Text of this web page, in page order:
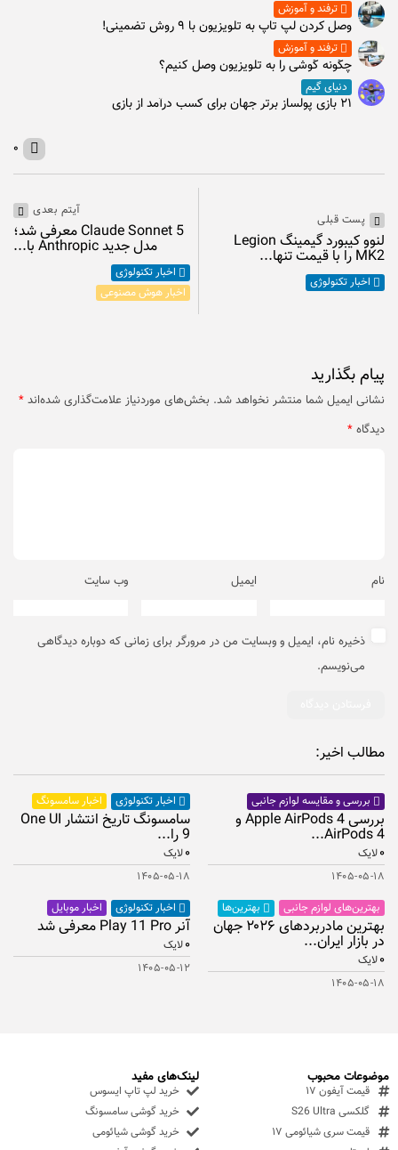
ترفند و آموزش
وصل كردن لپ تاپ به تلويزيون با ۹ روش تضمینی!
ترفند و آموزش
چگونه گوشی را به تلویزیون وصل کنیم؟
دنیای گیم
۲۱ بازی پولساز برتر جهان برای کسب درآمد از بازی
۰
پست قبلی
لنوو کیبورد گیمینگ Legion
MK2 را با قیمت تنها...
اخبار تکنولوژی
آیتم بعدی
Claude Sonnet 5 معرفی شد؛
مدل جدید Anthropic با...
اخبار تکنولوژی
اخبار هوش مصنوعی
پیام بگذارید
نشانی ایمیل شما منتشر نخواهد شد. بخش‌های موردنیاز علامت‌گذاری شده‌اند *
دیدگاه *
نام ایمیل وب‌ سایت
ذخیره نام، ایمیل و وبسایت من در مرورگر برای زمانی که دوباره دیدگاهی
می‌نویسم.
مطالب اخیر:
بررسی و مقایسه لوازم جانبی
بررسی Apple AirPods 4 و
AirPods 4...
۰لایک
۱۴۰۵-۰۵-۱۸
اخبار تکنولوژی اخبار سامسونگ
سامسونگ تاریخ انتشار One UI
9 را...
۰لایک
۱۴۰۵-۰۵-۱۸
بهترین‌های لوازم جانبی
بهترین‌ها
بهترین مادربردهای ۲۰۲۶ جهان
در بازار ایران...
۰لایک
۱۴۰۵-۰۵-۱۸
اخبار تکنولوژی اخبار موبایل
آنر Play 11 Pro معرفی شد
۰لایک
۱۴۰۵-۰۵-۱۲
موضوعات محبوب
قیمت آیفون ۱۷
گلکسی S26 Ultra
قیمت سری شیائومی ۱۷
لینک‌های مفید
خرید لپ تاپ ایسوس
خرید گوشی سامسونگ
خرید گوشی شیائومی